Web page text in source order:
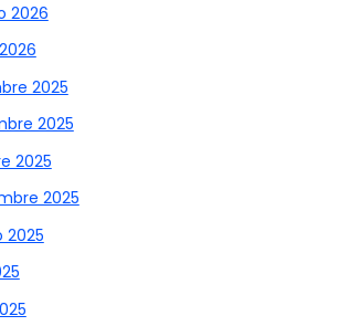
2026
2025
2025
2025
2025
2025